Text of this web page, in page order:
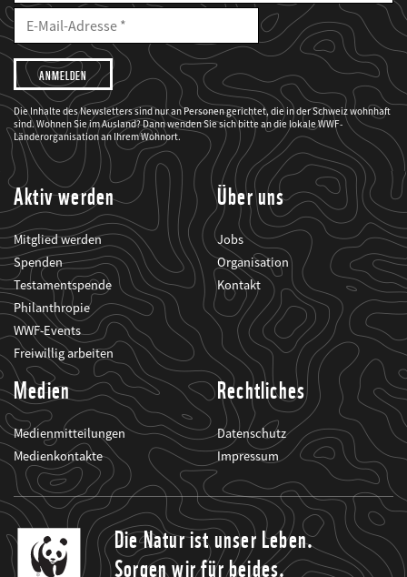
E-
Mailadresse
E-
Adresse
Ich
möchte,
dass
der
WWF
mich
über
seine
Projekte
informiert.
Die Inhalte des Newsletters sind nur an Personen gerichtet, die in der Schweiz wohnhaft
sind. Wohnen Sie im Ausland? Dann wenden Sie sich bitte an die lokale WWF-
Länderorganisation an Ihrem Wohnort.
Aktiv werden
Mitglied werden
Spenden
Testamentspende
Philanthropie
WWF-Events
Freiwillig arbeiten
Über uns
Jobs
Organisation
Kontakt
Medien
Medienmitteilungen
Medienkontakte
Rechtliches
Datenschutz
Impressum
Die Natur ist unser Leben.
Sorgen wir für beides.